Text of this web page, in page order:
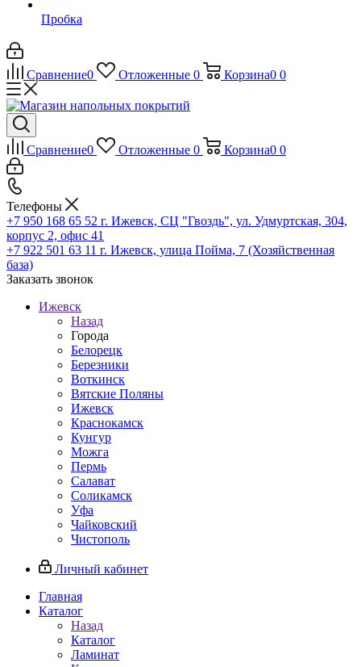
Пробка
Сравнение0 Отложенные 0 Корзина0 0
Сравнение0 Отложенные 0 Корзина0 0
Телефоны
+7 950 168 65 52 г. Ижевск, СЦ "Гвоздь", ул. Удмуртская, 304,
корпус 2, офис 41
+7 922 501 63 11 г. Ижевск, улица Пойма, 7 (Хозяйственная
база)
Заказать звонок
Ижевск
Назад
Города
Белорецк
Березники
Воткинск
Вятские Поляны
Ижевск
Краснокамск
Кунгур
Можга
Пермь
Салават
Соликамск
Уфа
Чайковский
Чистополь
Личный кабинет
Главная
Каталог
Назад
Каталог
Ламинат